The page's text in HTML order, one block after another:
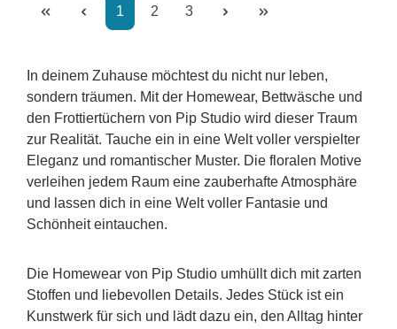
Seite
1 Seite
2 Seite
3
In deinem Zuhause möchtest du nicht nur leben,
sondern träumen. Mit der Homewear, Bettwäsche und
den Frottiertüchern von Pip Studio wird dieser Traum
zur Realität. Tauche ein in eine Welt voller verspielter
Eleganz und romantischer Muster. Die floralen Motive
verleihen jedem Raum eine zauberhafte Atmosphäre
und lassen dich in eine Welt voller Fantasie und
Schönheit eintauchen.
Die Homewear von Pip Studio umhüllt dich mit zarten
Stoffen und liebevollen Details. Jedes Stück ist ein
Kunstwerk für sich und lädt dazu ein, den Alltag hinter